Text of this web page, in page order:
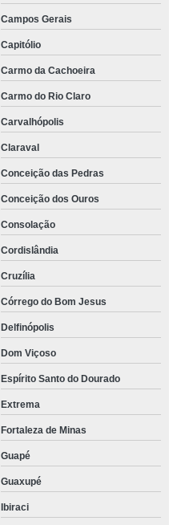
Campos Gerais
Capitólio
Carmo da Cachoeira
Carmo do Rio Claro
Carvalhópolis
Claraval
Conceição das Pedras
Conceição dos Ouros
Consolação
Cordislândia
Cruzília
Córrego do Bom Jesus
Delfinópolis
Dom Viçoso
Espírito Santo do Dourado
Extrema
Fortaleza de Minas
Guapé
Guaxupé
Ibiraci